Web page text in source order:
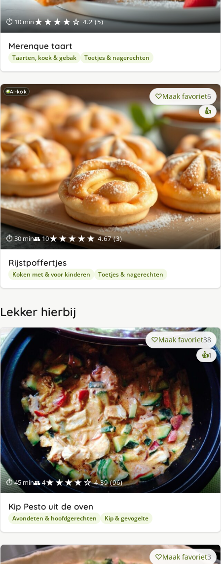
⏱ 10 min★★★★☆ 4.2 (5)
Merenque taart
Taarten, koek & gebak Toetjes & nagerechten
AI-kok
⏱ 30 min👥 10★★★★★ 4.67 (3)
Maak favoriet6
👍
Rijstpoffertjes
Koken met & voor kinderen Toetjes & nagerechten
Lekker hierbij
⏱ 45 min👥 4★★★★☆ 4.39 (96)
Maak favoriet38
👍1
Kip Pesto uit de oven
Avondeten & hoofdgerechten Kip & gevogelte
Maak favoriet3